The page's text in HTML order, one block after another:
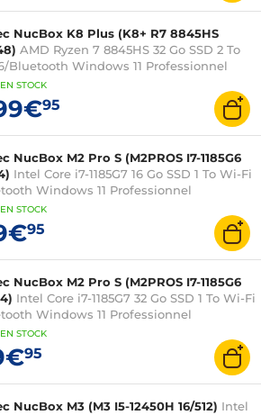
NucBox K8 Plus (K8+ R7 8845HS
AMD Ryzen 7 8845HS 32 Go SSD 2 To
Bluetooth Windows 11 Professionnel
EN STOCK
95
NucBox M2 Pro S (M2PROS I7-1185G6
Intel Core i7-1185G7 16 Go SSD 1 To Wi-Fi
Windows 11 Professionnel
EN STOCK
95
NucBox M2 Pro S (M2PROS I7-1185G6
Intel Core i7-1185G7 32 Go SSD 1 To Wi-Fi
Windows 11 Professionnel
EN STOCK
95
NucBox M3 (M3 I5-12450H 16/512) Intel